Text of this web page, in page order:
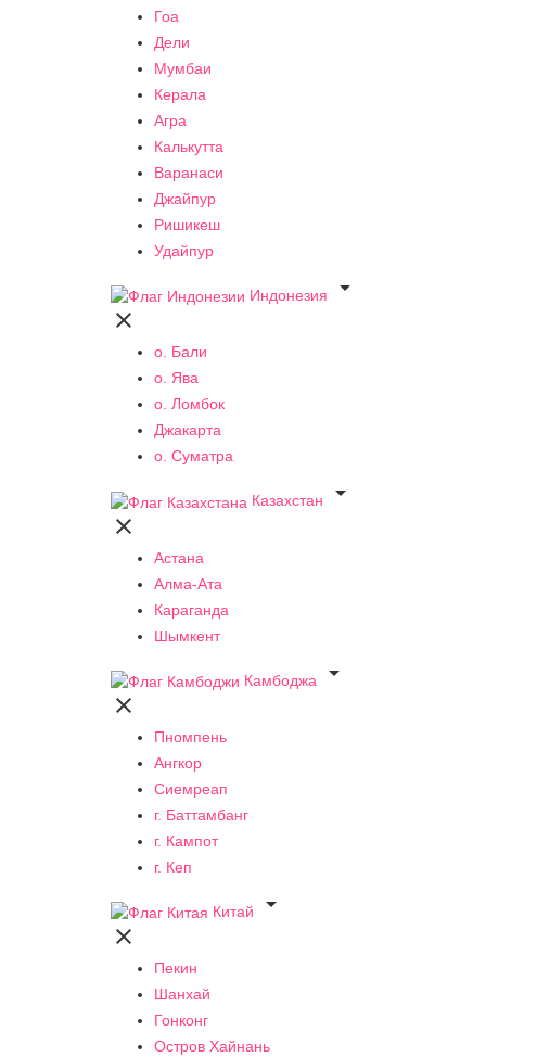
Гоа
Дели
Мумбаи
Керала
Агра
Калькутта
Варанаси
Джайпур
Ришикеш
Удайпур
Индонезия


о. Бали
о. Ява
о. Ломбок
Джакарта
о. Суматра
Казахстан


Астана
Алма-Ата
Караганда
Шымкент
Камбоджа


Пномпень
Ангкор
Сиемреап
г. Баттамбанг
г. Кампот
г. Кеп
Китай


Пекин
Шанхай
Гонконг
Остров Хайнань